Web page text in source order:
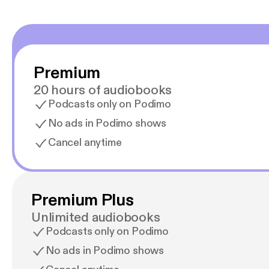
Premium
20 hours of audiobooks
Podcasts only on Podimo
No ads in Podimo shows
Cancel anytime
Premium Plus
Unlimited audiobooks
Podcasts only on Podimo
No ads in Podimo shows